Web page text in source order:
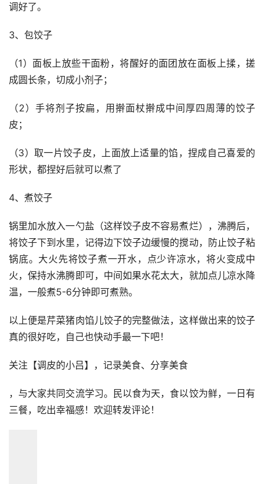
调好了。
3、包饺子
（1）面板上放些干面粉，将醒好的面团放在面板上揉，搓
成圆长条，切成小剂子；
（2）手将剂子按扁，用擀面杖擀成中间厚四周薄的饺子
皮；
（3）取一片饺子皮，上面放上适量的馅，捏成自己喜爱的
形状，都捏好后就可以煮了
4、煮饺子
锅里加水放入一勺盐（这样饺子皮不容易煮烂），沸腾后，
将饺子下到水里，记得边下饺子边缓慢的搅动，防止饺子粘
锅底。大火先将饺子煮一开水，点少许凉水，将火变成中
火，保持水沸腾即可，中间如果水花太大，就加点儿凉水降
温，一般煮5-6分钟即可煮熟。
以上便是芹菜猪肉馅儿饺子的完整做法，这样做出来的饺子
真的很好吃，自己也快动手最一下吧！
关注【调皮的小吕】，记录美食、分享美食
，与大家共同交流学习。民以食为天，食以饺为鲜，一日有
三餐，吃出幸福感！欢迎转发评论！